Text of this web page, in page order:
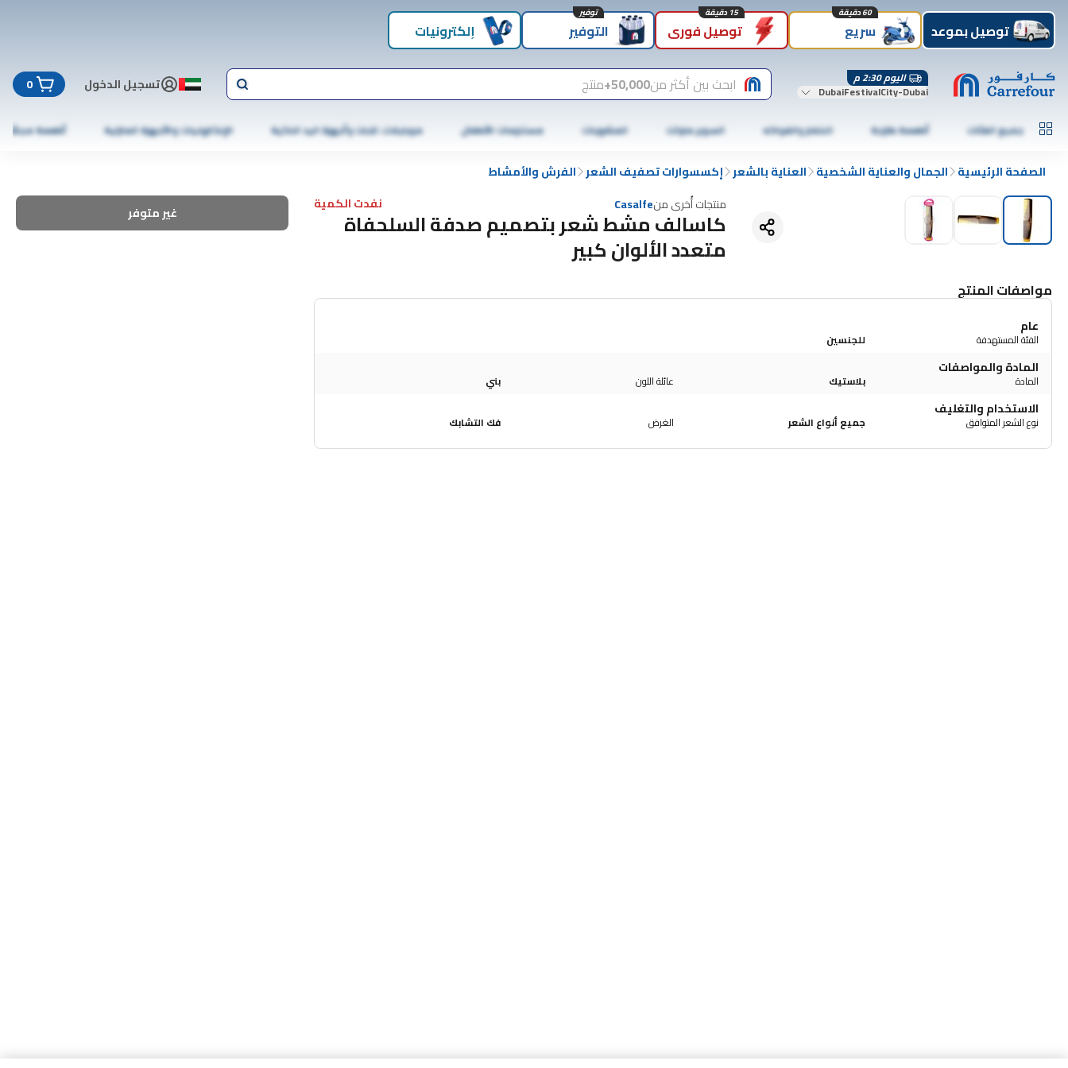
توصيل بموعد سريع
60 دقيقة
توصيل فوري
15 دقيقة
التوفير
توفير
إلكترونيات
اليوم 2:30 م
DubaiFestivalCity-Dubai ابحث بين أكثر من50,000+ منتج تسجيل الدخول 0
جميع الفئات أطعمة طازجة الخضار والفواكه السوبر ماركت المشروبات مستلزمات الأطفال موبايلات، تابلت وأجهزة اليد الذكية الإلكترونيات والأجهزة المنزلية أطعمة مجمّدة
الصفحة الرئيسية الجمال والعناية الشخصية العناية بالشعر إكسسوارات تصفيف الشعر الفرش والأمشاط
منتجات أُخرى منCasalfe نفدت الكمية
كاسالف مشط شعر بتصميم صدفة السلحفاة
متعدد الألوان كبير
غير متوفر
مواصفات المنتج
عام
الفئة المستهدفة للجنسين
المادة والمواصفات
المادة بلاستيك عائلة اللون بني
الاستخدام والتغليف
نوع الشعر المتوافق جميع أنواع الشعر الغرض فك التشابك